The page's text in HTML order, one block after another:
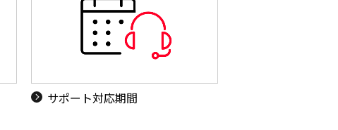
サポート対応期間